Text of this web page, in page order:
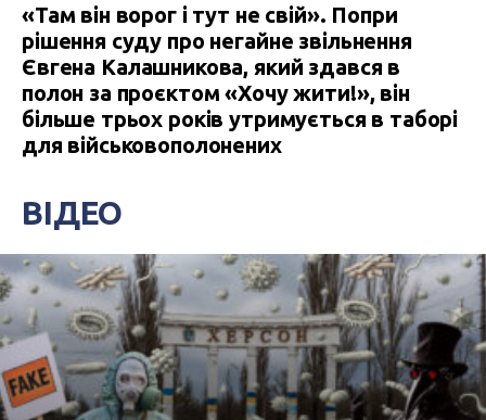
«Там він ворог і тут не свій». Попри
рішення суду про негайне звільнення
Євгена Калашникова, який здався в
полон за проєктом «Хочу жити!», він
більше трьох років утримується в таборі
для військовополонених
ВІДЕО